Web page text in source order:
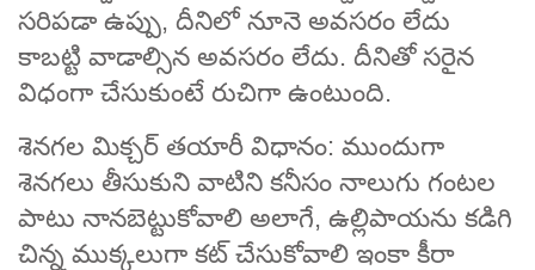
సరిపడా ఉప్పు, దీనిలో నూనె అవసరం లేదు
కాబట్టి వాడాల్సిన అవసరం లేదు. దీనితో సరైన
విధంగా చేసుకుంటే రుచిగా ఉంటుంది.
శెనగల మిక్చర్ తయారీ విధానం: ముందుగా
శెనగలు తీసుకుని వాటిని కనీసం నాలుగు గంటల
పాటు నానబెట్టుకోవాలి అలాగే, ఉల్లిపాయను కడిగి
చిన్న ముక్కలుగా కట్ చేసుకోవాలి ఇంకా కీరా